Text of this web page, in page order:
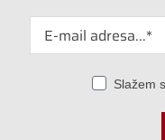
Slažem